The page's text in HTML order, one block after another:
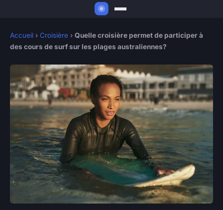
Accueil › Croisière › Quelle croisière permet de participer à
des cours de surf sur les plages australiennes?